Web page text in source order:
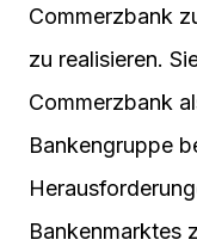
Commerzbank
zu realisieren.
Commerzbank
Bankengruppe
Bankenmarktes